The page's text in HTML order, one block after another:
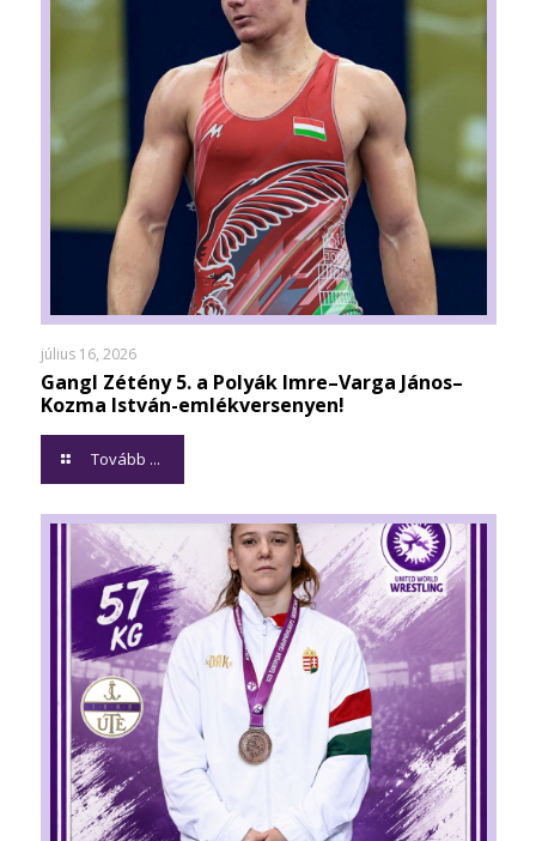
július 16, 2026
Gangl Zétény 5. a Polyák Imre–Varga János–
Kozma István-emlékversenyen!
Tovább ...